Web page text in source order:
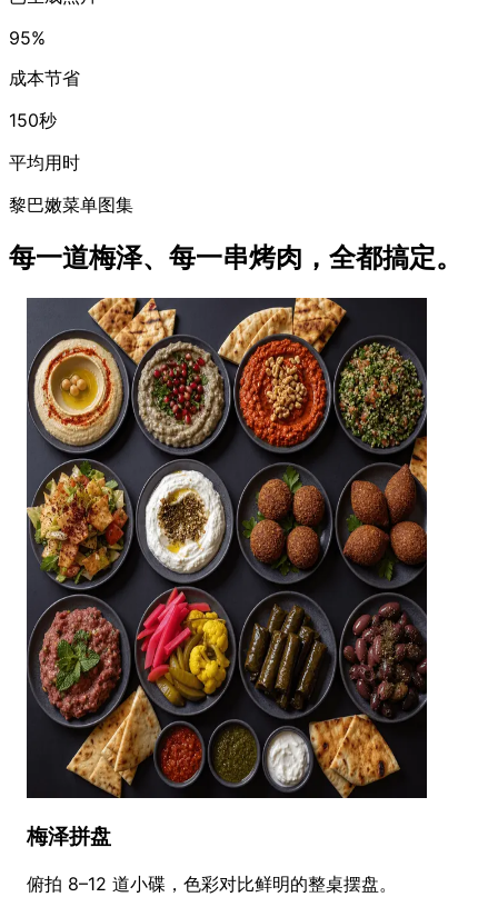
95%
成本节省
150秒
平均用时
黎巴嫩菜单图集
每一道梅泽、每一串烤肉，全都搞定。
梅泽拼盘
俯拍 8–12 道小碟，色彩对比鲜明的整桌摆盘。